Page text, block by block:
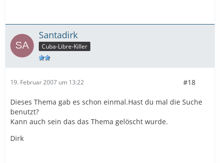
Santadirk
Cuba-Libre-Killer
19. Februar 2007 um 13:22 #18
Dieses Thema gab es schon einmal.Hast du mal die Suche
benutzt?
Kann auch sein das das Thema gelöscht wurde.
Dirk